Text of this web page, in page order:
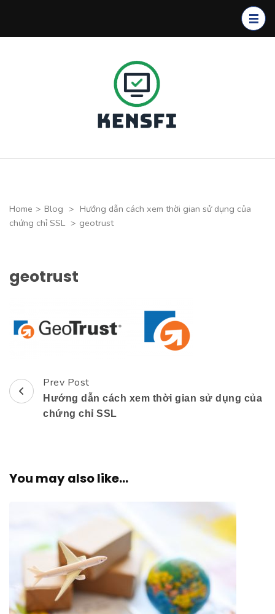
Home > Blog > Hướng dẫn cách xem thời gian sử dụng của
chứng chỉ SSL > geotrust
geotrust
Post
Navigation
Prev Post
Hướng dẫn cách xem thời gian sử dụng của
chứng chỉ SSL
You may also like...